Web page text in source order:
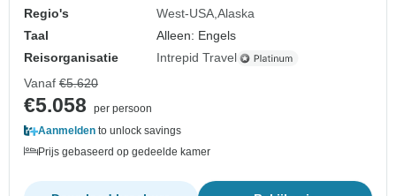
Regio's
West-USA Alaska
Taal
Alleen: Engels
Reisorganisatie
Intrepid Travel
Vanaf €5.620
€5.058
per persoon
Aanmelden to unlock savings
Prijs gebaseerd op gedeelde kamer